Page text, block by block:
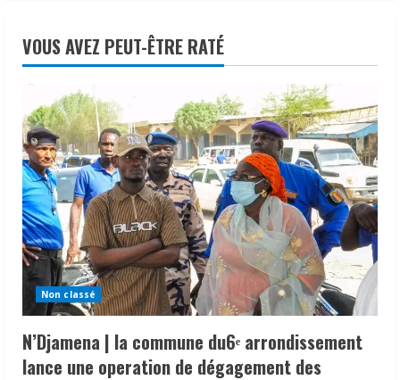
VOUS AVEZ PEUT-ÊTRE RATÉ
Non classé
N’Djamena | la commune du6ᵉ arrondissement
lance une operation de dégagement des